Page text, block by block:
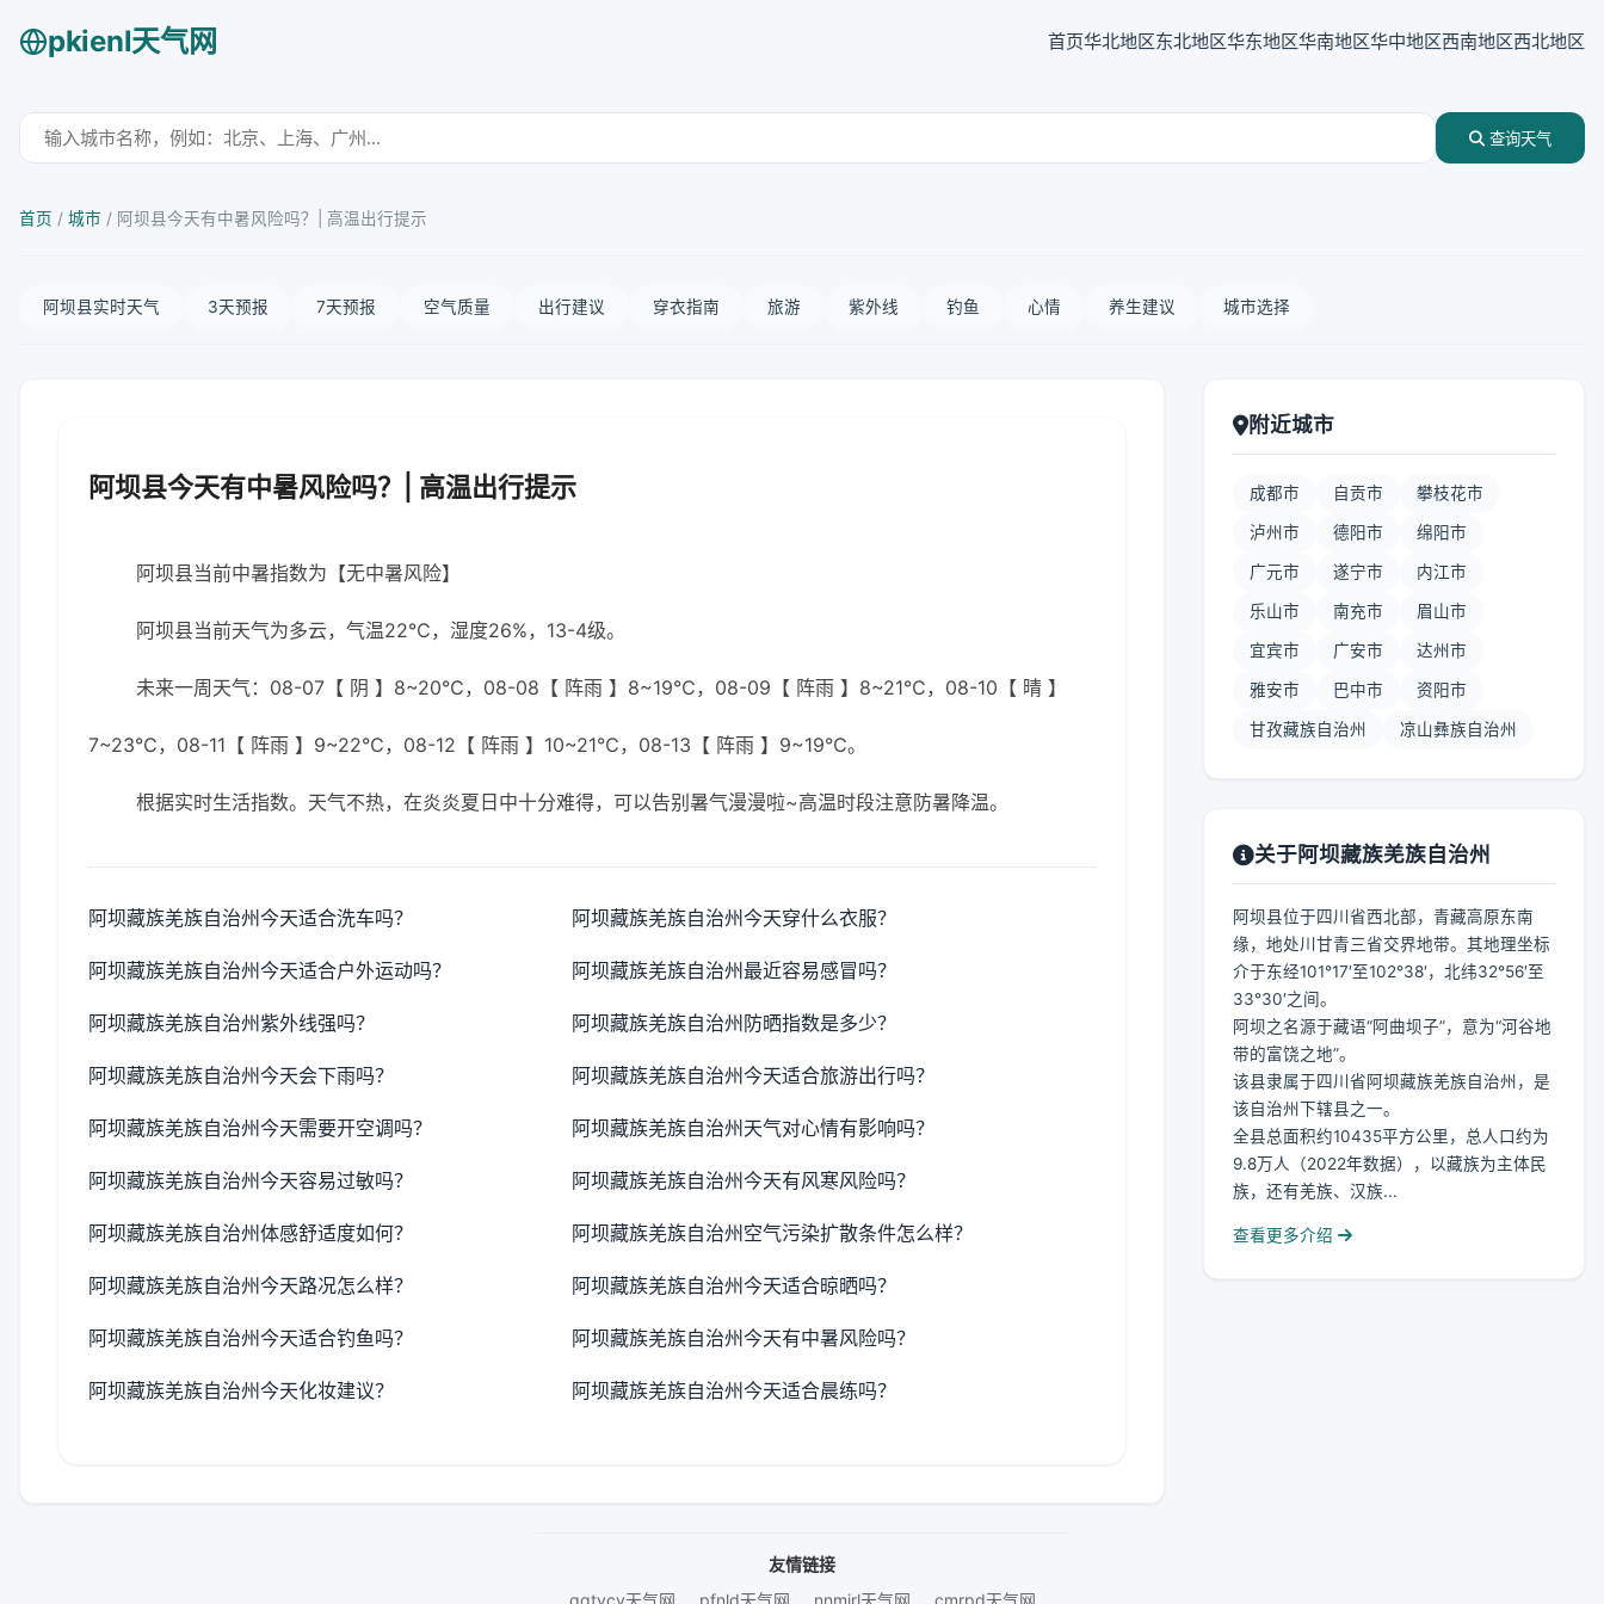
pkienl天气网 首页华北地区东北地区华东地区华南地区华中地区西南地区西北地区
查询天气
首页 / 城市 / 阿坝县今天有中暑风险吗？| 高温出行提示
阿坝县实时天气 3天预报 7天预报 空气质量 出行建议 穿衣指南 旅游 紫外线 钓鱼 心情 养生建议 城市选择
阿坝县今天有中暑风险吗？| 高温出行提示
阿坝县当前中暑指数为【无中暑风险】
阿坝县当前天气为多云，气温22℃，湿度26%，13-4级。
未来一周天气：08-07【 阴 】8~20℃，08-08【 阵雨 】8~19℃，08-09【 阵雨 】8~21℃，08-10【 晴 】
7~23℃，08-11【 阵雨 】9~22℃，08-12【 阵雨 】10~21℃，08-13【 阵雨 】9~19℃。
根据实时生活指数。天气不热，在炎炎夏日中十分难得，可以告别暑气漫漫啦~高温时段注意防暑降温。
阿坝藏族羌族自治州今天适合洗车吗？ 阿坝藏族羌族自治州今天穿什么衣服？
阿坝藏族羌族自治州今天适合户外运动吗？ 阿坝藏族羌族自治州最近容易感冒吗？
阿坝藏族羌族自治州紫外线强吗？ 阿坝藏族羌族自治州防晒指数是多少？
阿坝藏族羌族自治州今天会下雨吗？ 阿坝藏族羌族自治州今天适合旅游出行吗？
阿坝藏族羌族自治州今天需要开空调吗？ 阿坝藏族羌族自治州天气对心情有影响吗？
阿坝藏族羌族自治州今天容易过敏吗？ 阿坝藏族羌族自治州今天有风寒风险吗？
阿坝藏族羌族自治州体感舒适度如何？ 阿坝藏族羌族自治州空气污染扩散条件怎么样？
阿坝藏族羌族自治州今天路况怎么样？ 阿坝藏族羌族自治州今天适合晾晒吗？
阿坝藏族羌族自治州今天适合钓鱼吗？ 阿坝藏族羌族自治州今天有中暑风险吗？
阿坝藏族羌族自治州今天化妆建议？ 阿坝藏族羌族自治州今天适合晨练吗？
附近城市
成都市 自贡市 攀枝花市
泸州市 德阳市 绵阳市
广元市 遂宁市 内江市
乐山市 南充市 眉山市
宜宾市 广安市 达州市
雅安市 巴中市 资阳市
甘孜藏族自治州 凉山彝族自治州
关于阿坝藏族羌族自治州
阿坝县位于四川省西北部，青藏高原东南
缘，地处川甘青三省交界地带。其地理坐标
介于东经101°17′至102°38′，北纬32°56′至
33°30′之间。
阿坝之名源于藏语“阿曲坝子”，意为“河谷地
带的富饶之地”。
该县隶属于四川省阿坝藏族羌族自治州，是
该自治州下辖县之一。
全县总面积约10435平方公里，总人口约为
9.8万人（2022年数据），以藏族为主体民
族，还有羌族、汉族...
查看更多介绍
友情链接
qqtvcv天气网
pfnld天气网 nnmjrl天气网 cmrpd天气网